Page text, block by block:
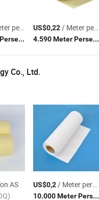
persegi
4.590 Meter Persegi (MOQ)
US$0,22/ Meter persegi
4.590 Meter Persegi
Co., Ltd.
AS US$0,2/ Meter persegi
10.000 Meter Persegi